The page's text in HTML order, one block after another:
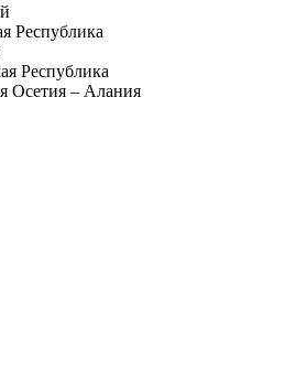
Республика
Республика
Осетия – Алания